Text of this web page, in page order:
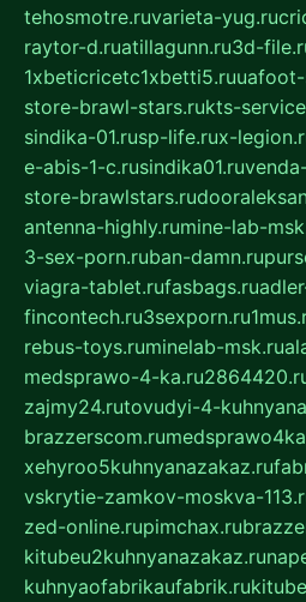
tehosmotre.ruvarieta-yug.ru
raytor-d.ruatillagunn.ru3d-
1xbeticricetc1xbetti5.ru
store-brawl-stars.rukts-
sindika-01.rusp-life.rux-
e-abis-1-c.rusindika01.ru
store-brawlstars.ru
antenna-highly.rumine-lab-
3-sex-porn.ruban-damn.ru
viagra-tablet.rufasbags.ru
fincontech.ru3sexporn.ru
rebus-toys.ruminelab-msk.ru
medsprawo-4-ka.ru
zajmy24.rutovudyi-4-
brazzerscom.ru
xehyroo5kuhnyanazakaz.ru
vskrytie-zamkov-moskva-
zed-online.rupimchax.ru
kitubeu2kuhnyanazakaz.ru
kuhnyaofabrikaufabrik.ru